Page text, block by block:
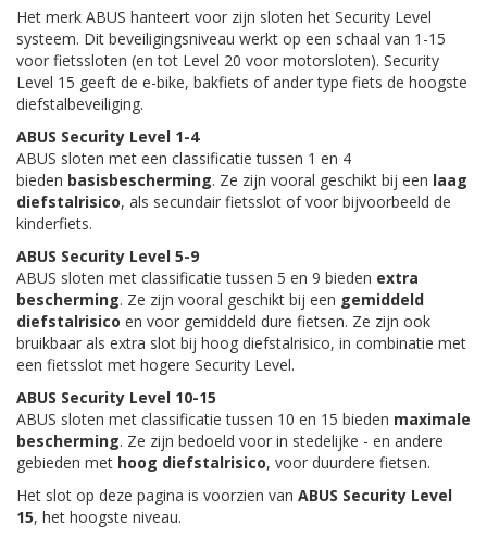
Het merk ABUS hanteert voor zijn sloten het Security Level
systeem. Dit beveiligingsniveau werkt op een schaal van 1-15
voor fietssloten (en tot Level 20 voor motorsloten). Security
Level 15 geeft de e-bike, bakfiets of ander type fiets de hoogste
diefstalbeveiliging.
ABUS Security Level 1-4
ABUS sloten met een classificatie tussen 1 en 4
bieden basisbescherming. Ze zijn vooral geschikt bij een laag
diefstalrisico, als secundair fietsslot of voor bijvoorbeeld de
kinderfiets.
ABUS Security Level 5-9
ABUS sloten met classificatie tussen 5 en 9 bieden extra
bescherming. Ze zijn vooral geschikt bij een gemiddeld
diefstalrisico en voor gemiddeld dure fietsen. Ze zijn ook
bruikbaar als extra slot bij hoog diefstalrisico, in combinatie met
een fietsslot met hogere Security Level.
ABUS Security Level 10-15
ABUS sloten met classificatie tussen 10 en 15 bieden maximale
bescherming. Ze zijn bedoeld voor in stedelijke - en andere
gebieden met hoog diefstalrisico, voor duurdere fietsen.
Het slot op deze pagina is voorzien van ABUS Security Level
15, het hoogste niveau.